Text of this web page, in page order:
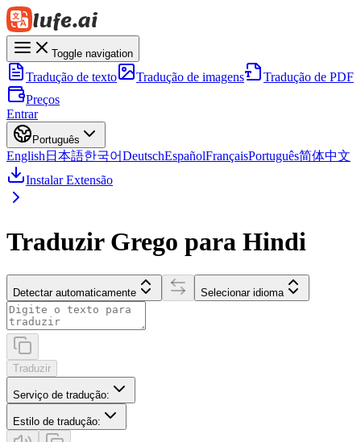
Toggle navigation
Tradução de texto Tradução de imagens
Tradução de PDF
Preços
Entrar
Português
English 日本語한국어DeutschEspañolFrançaisPortuguês简体中文
Instalar Extensão
Traduzir Grego para Hindi
Detectar automaticamente Selecionar idioma
Traduzir
Serviço de tradução:
Estilo de tradução: